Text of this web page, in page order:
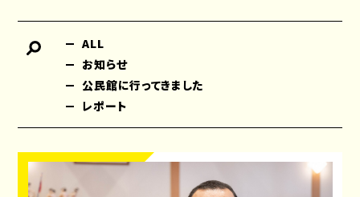
ALL
お知らせ
公民館に行ってきました
レポート